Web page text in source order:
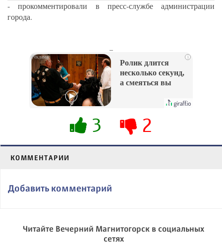
- прокомментировали в пресс-службе администрации
города.
i
Ролик длится
несколько секунд,
а смеяться вы
3 2
КОММЕНТАРИИ
Добавить комментарий
Читайте Вечерний Магнитогорск в социальных
сетях